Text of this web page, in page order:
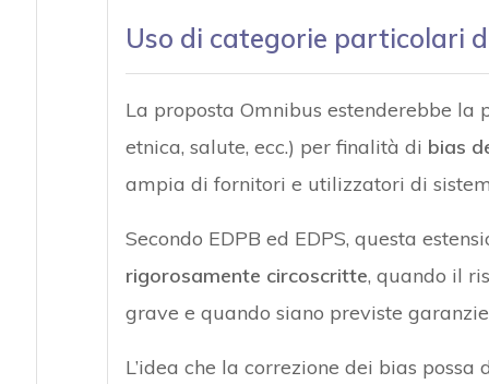
Uso di categorie particolari
La proposta Omnibus estenderebbe
etnica, salute, ecc.) per finalità di bias
ampia di fornitori e utilizzatori di
Secondo EDPB ed EDPS, questa
rigorosamente circoscritte, quando il
grave e quando siano previste
L’idea che la correzione dei bias